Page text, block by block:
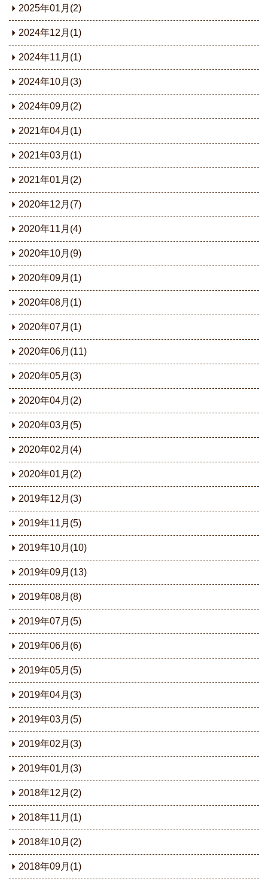
2025年01月(2)
2024年12月(1)
2024年11月(1)
2024年10月(3)
2024年09月(2)
2021年04月(1)
2021年03月(1)
2021年01月(2)
2020年12月(7)
2020年11月(4)
2020年10月(9)
2020年09月(1)
2020年08月(1)
2020年07月(1)
2020年06月(11)
2020年05月(3)
2020年04月(2)
2020年03月(5)
2020年02月(4)
2020年01月(2)
2019年12月(3)
2019年11月(5)
2019年10月(10)
2019年09月(13)
2019年08月(8)
2019年07月(5)
2019年06月(6)
2019年05月(5)
2019年04月(3)
2019年03月(5)
2019年02月(3)
2019年01月(3)
2018年12月(2)
2018年11月(1)
2018年10月(2)
2018年09月(1)